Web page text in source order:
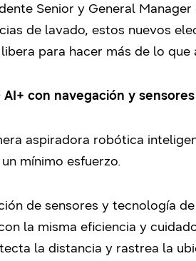
Senior y General
de lavado, estos nuevos
para hacer más de lo que
con navegación y
aspiradora robótica
mínimo esfuerzo.
de sensores y tecnología
la misma eficiencia y
la distancia y rastrea la